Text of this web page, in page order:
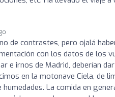
de contrastes, pero ojalá
con los datos de los
e irnos de Madrid, deberían
en la motonave Ciela, de
La comida en